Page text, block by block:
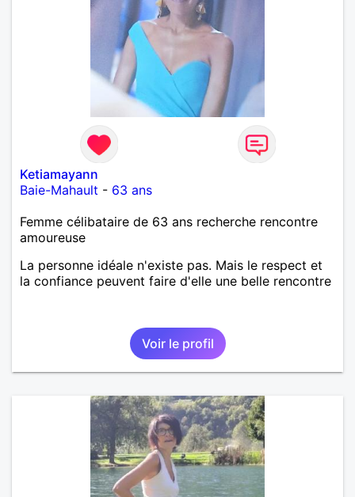
Ketiamayann
Baie-Mahault - 63 ans
Femme célibataire de 63 ans recherche rencontre
amoureuse
La personne idéale n'existe pas. Mais le respect et
la confiance peuvent faire d'elle une belle rencontre
Voir le profil